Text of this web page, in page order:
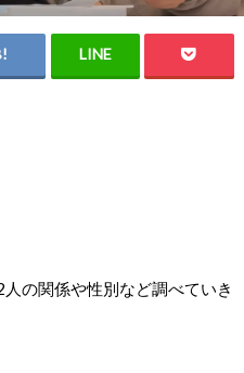
の関係や性別など調べていき